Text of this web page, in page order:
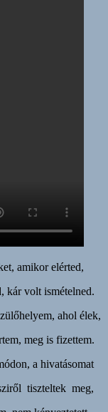
amikor elérted,
kár volt ismételned.
ahol élek,
meg is fizettem.
a hivatásomat
tiszteltek meg,